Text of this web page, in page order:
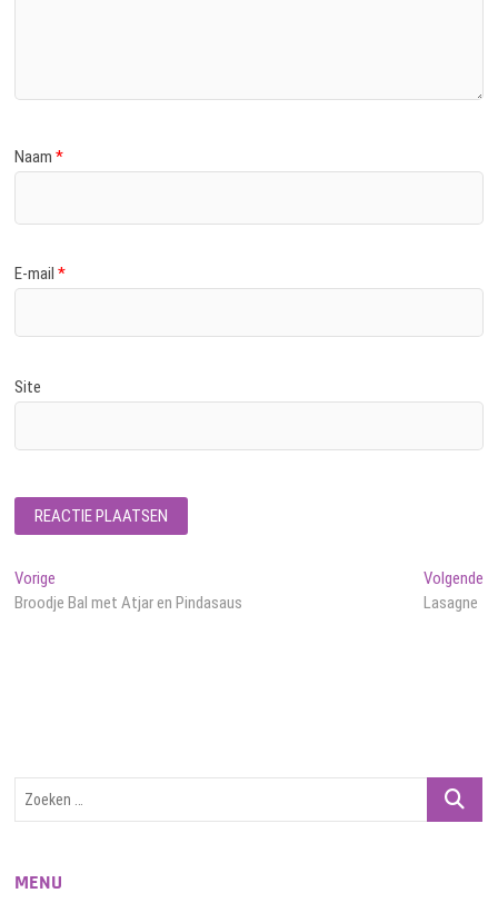
Naam*
E-mail*
Site
Bericht
navigatie
Vorige
bericht:
Broodje Bal met Atjar en Pindasaus
Volgende
Lasagne
Zoeken
MENU